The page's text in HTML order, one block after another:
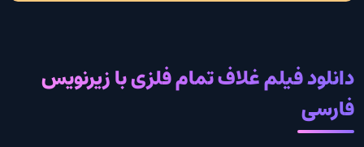
دانلود فیلم غلاف تمام فلزی با زیرنویس
فارسی